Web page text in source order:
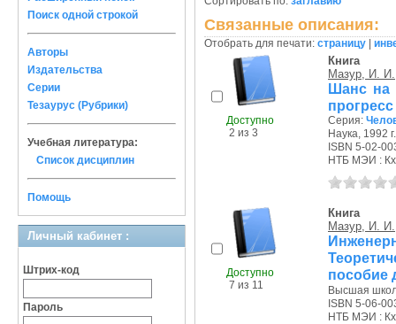
Поиск одной строкой
Авторы
Издательства
Серии
Тезаурус (Рубрики)
Учебная литература:
Список дисциплин
Помощь
Личный кабинет :
Штрих-код
Пароль
Связанные описания:
Отобрать для печати: страницу
Доступно
2 из 3
Книга
Мазур, И. И.
Шанс на
прогресс
Серия:
Наука, 1992 г.
ISBN 5-02-
НТБ МЭИ : Кх
Доступно
7 из 11
Книга
Мазур, И. И.
пособие
Высшая
ISBN 5-06-
НТБ МЭИ :